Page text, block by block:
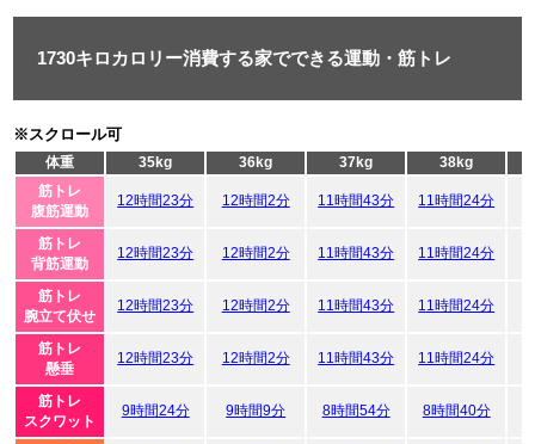
1730キロカロリー消費する家でできる運動・筋トレ
※スクロール可
体重 35kg 36kg 37kg
38kg
筋トレ
腹筋運動
12時間23分 12時間2分 11時間43分 11時間24分
筋トレ
背筋運動
12時間23分 12時間2分 11時間43分 11時間24分
筋トレ
腕立て伏せ
12時間23分 12時間2分 11時間43分 11時間24分
筋トレ
懸垂
12時間23分 12時間2分 11時間43分 11時間24分
筋トレ
スクワット
9時間24分 9時間9分 8時間54分 8時間40分